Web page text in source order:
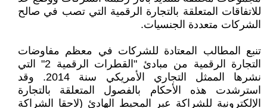
للاتفاقات المتعلقة بالتجارة الرقمية التي تصب في صالح
الشركات متعددة الجنسيات.
تنبع المطالب المعتادة للشركات في معظم مفاوضات
التجارة الرقمية من مبادئ "القطرات الرقمية 2" التي
نشرها الممثل التجاري الأمريكي سنة 2014. وقد
استرشدت هذه الأحكام بالفصول المتعلقة بالتجارة
الإلكترونية للشراكة عبر المحيط الهادئ (لاحقا الشراكة